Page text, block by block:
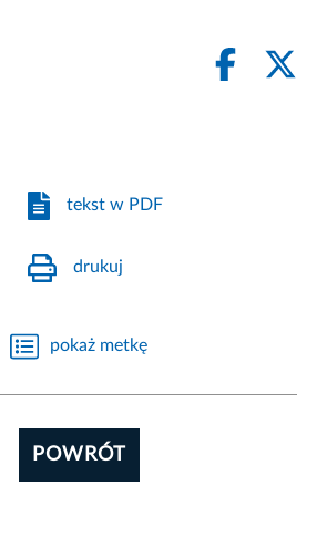
tekst w PDF
drukuj
pokaż metkę
POWRÓT